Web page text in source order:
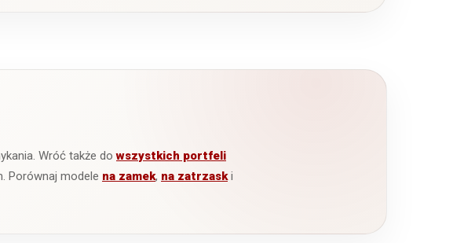
Wróć także dowszystkich portfeli
Porównaj modele na zamek, na zatrzaski